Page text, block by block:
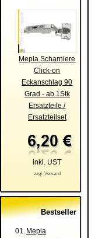
Mepla Scharniere
Click-on
Eckanschlag 90
Grad - ab 1Stk
Ersatzteile /
Ersatzteilset
inkl. UST
zzgl. Versand
Bestseller
01. Mepla